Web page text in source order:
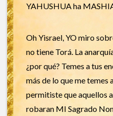
YAHUSHUA ha
Oh Yisrael, YO miro
no tiene Torá. La
¿por qué? Temes a tus
más de lo que me temes
permitiste que aquellos
robaran MI Sagrado